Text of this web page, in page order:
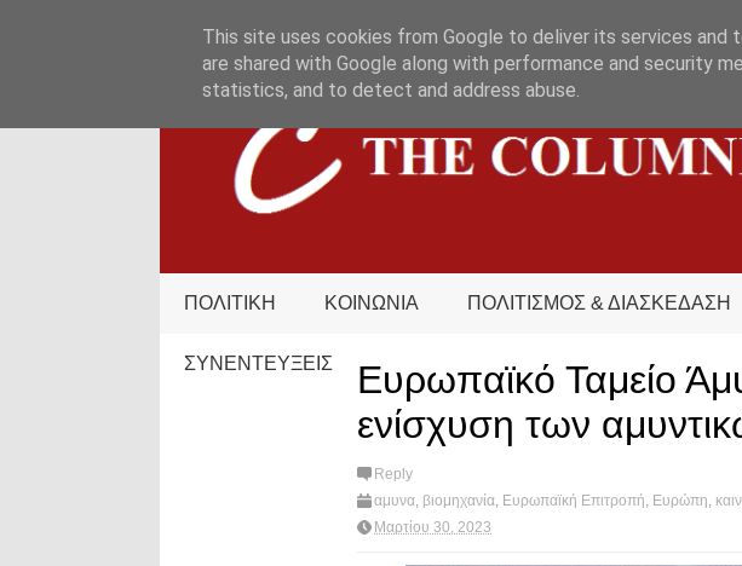
ΠΟΛΙΤΙΚΗ ΚΟΙΝΩΝΙΑ ΠΟΛΙΤΙΣΜΟΣ & ΔΙΑΣΚΕΔΑΣΗ
ΣΥΝΕΝΤΕΥΞΕΙΣ
Ευρωπαϊκό Ταμείο
ενίσχυση των
Reply
αμυνα βιομηχανία Ευρωπαϊκή Επιτροπή Ευρώπη
Μαρτίου 30, 2023
This site uses cookies from Google to deliver its services and
are shared with Google along with performance and security
statistics, and to detect and address abuse.